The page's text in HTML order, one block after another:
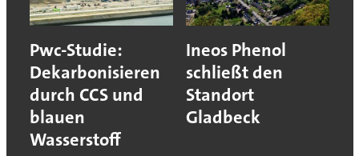
Pwc-Studie:
Dekarbonisieren
durch CCS und
blauen
Wasserstoff
Ineos Phenol
schließt den
Standort
Gladbeck